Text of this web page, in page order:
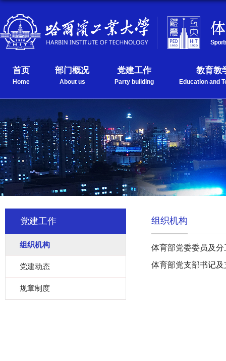
首页
Home
部门概况
About us
党建工作
Party building
教育教
Education and
党建工作
组织机构
党建动态
规章制度
组织机构
体育部党委委员及分
体育部党支部书记及